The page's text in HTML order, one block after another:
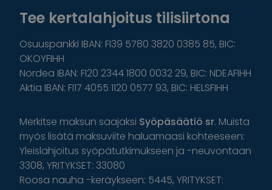
Tee kertalahjoitus tilisiirtona
Osuuspankki IBAN: FI39 5780 3820 0385 85, BIC:
OKOYFIHH
Nordea IBAN: FI20 2344 1800 0032 29, BIC: NDEAFIHH
Aktia IBAN: FI17 4055 1120 0577 93, BIC: HELSFIHH
Merkitse maksun saajaksi Syöpäsäätiö sr. Muista
myös lisätä maksuviite haluamaasi kohteeseen:
Yleislahjoitus syöpätutkimukseen ja -neuvontaan
3308, YRITYKSET: 33080
Roosa nauha -keräykseen: 5445, YRITYKSET: